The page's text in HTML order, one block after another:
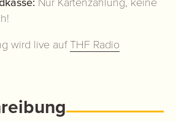
wird live aufTHF Radio